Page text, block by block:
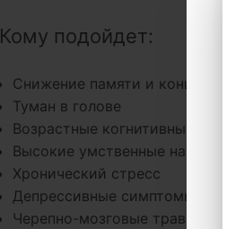
Кому подойдет:
Снижение памяти и
Туман в голове
Возрастные когнитивные
Высокие умственные нагрузки
Хронический стресс
Депрессивные симптомы
Черепно-мозговые травмы